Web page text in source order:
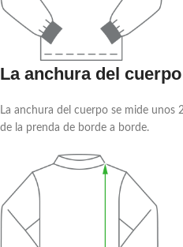
La anchura del cuerpo
La anchura del cuerpo se mide unos
de la prenda de borde a borde.